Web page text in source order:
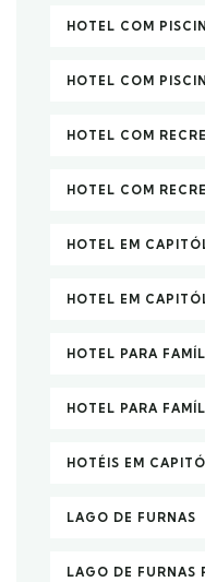
HOTEL COM
HOTEL COM
HOTEL COM
HOTEL COM
HOTEL EM
HOTEL EM
HOTEL PARA
HOTEL PARA
HOTÉIS EM
LAGO DE FURNAS
LAGO DE FURNAS